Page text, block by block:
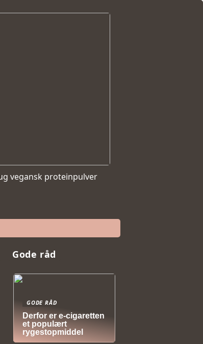
vegansk proteinpulver
Gode råd
GODE RÅD
Derfor er e-cigaretten
et populært
rygestopmiddel